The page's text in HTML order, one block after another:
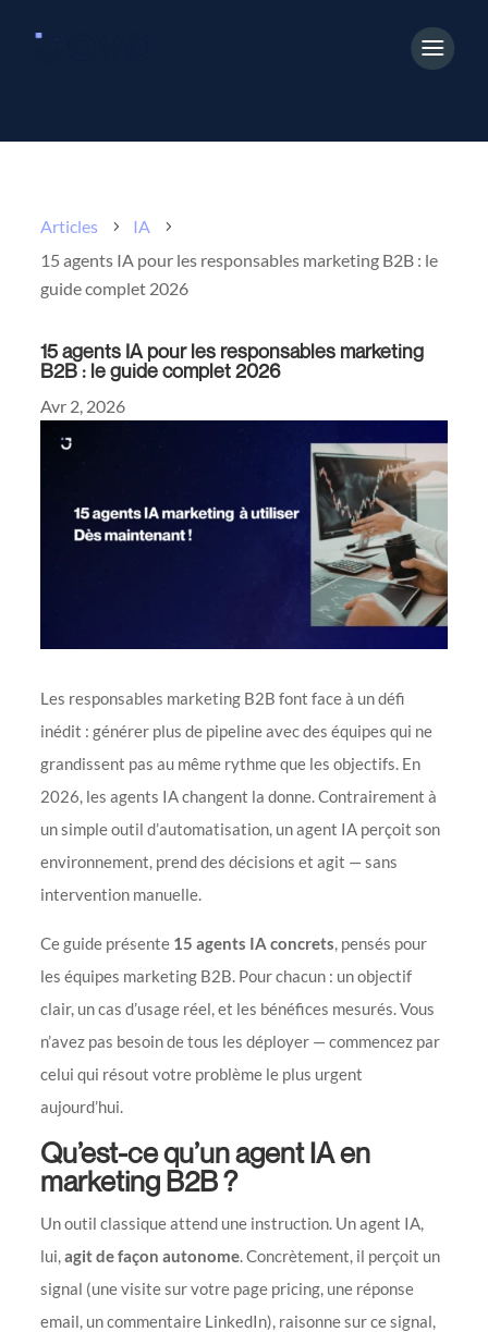
Articles 5 IA 5
15 agents IA pour les responsables marketing B2B : le
guide complet 2026
15 agents IA pour les responsables marketing
B2B : le guide complet 2026
Avr 2, 2026
Les responsables marketing B2B font face à un défi
inédit : générer plus de pipeline avec des équipes qui ne
grandissent pas au même rythme que les objectifs. En
2026, les agents IA changent la donne. Contrairement à
un simple outil d’automatisation, un agent IA perçoit son
environnement, prend des décisions et agit — sans
intervention manuelle.
Ce guide présente 15 agents IA concrets, pensés pour
les équipes marketing B2B. Pour chacun : un objectif
clair, un cas d’usage réel, et les bénéfices mesurés. Vous
n’avez pas besoin de tous les déployer — commencez par
celui qui résout votre problème le plus urgent
aujourd’hui.
Qu’est-ce qu’un agent IA en
marketing B2B ?
Un outil classique attend une instruction. Un agent IA,
lui,agit de façon autonome. Concrètement, il perçoit un
signal (une visite sur votre page pricing, une réponse
email, un commentaire LinkedIn), raisonne sur ce signal,